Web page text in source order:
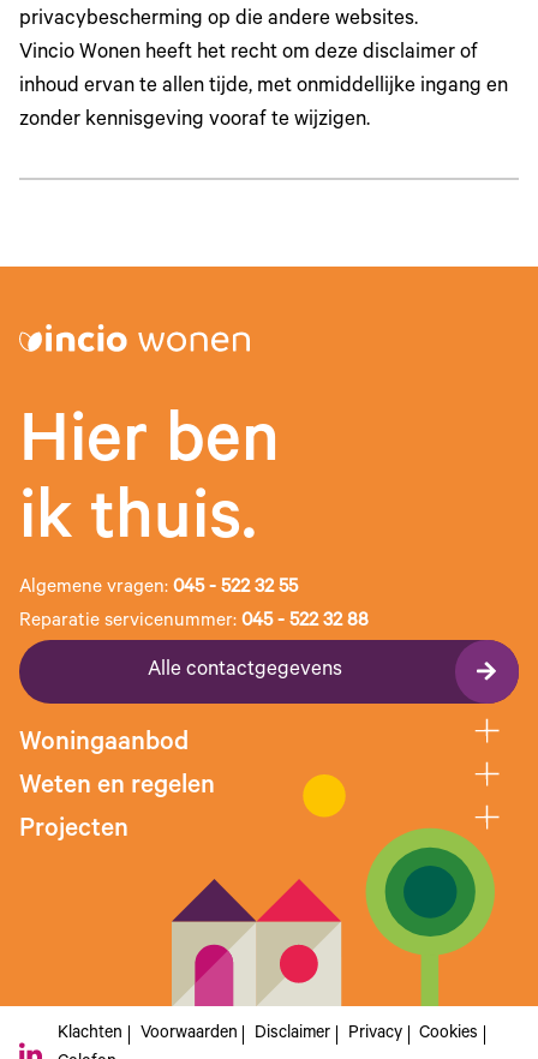
privacybescherming op die andere websites.
Vincio Wonen heeft het recht om deze disclaimer of
inhoud ervan te allen tijde, met onmiddellijke ingang en
zonder kennisgeving vooraf te wijzigen.
Hier ben
ik thuis.
Algemene vragen: 045 - 522 32 55
Reparatie servicenummer: 045 - 522 32 88
Alle contactgegevens
Woningaanbod
Weten en regelen
Projecten
Klachten Voorwaarden Disclaimer Privacy
Cookies